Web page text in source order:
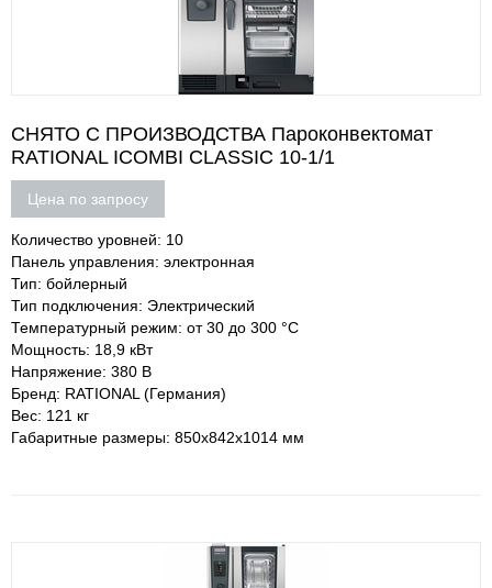
СНЯТО С ПРОИЗВОДСТВА Пароконвектомат
RATIONAL ICOMBI CLASSIC 10-1/1
Цена по запросу
Количество уровней: 10
Панель управления: электронная
Тип: бойлерный
Тип подключения: Электрический
Температурный режим: от 30 до 300 °С
Мощность: 18,9 кВт
Напряжение: 380 В
Бренд: RATIONAL (Германия)
Вес: 121 кг
Габаритные размеры: 850х842х1014 мм